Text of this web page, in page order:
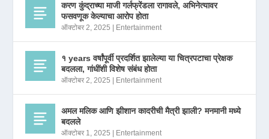
करण कुंद्राच्या माजी गर्लफ्रेंडला रागावले, अभिनेत्यावर
फसवणूक केल्याचा आरोप होता
ऑक्टोबर 2, 2025 Entertainment
१ years वर्षांपूर्वी प्रदर्शित झालेल्या या चित्रपटाचा प्रेक्षक
बदलला, गांधींशी विशेष संबंध होता
ऑक्टोबर 2, 2025 Entertainment
अमल मलिक आणि झीशान कादरीची मैत्री झाली? मनमानी मध्ये
बदलले
ऑक्टोबर 1, 2025 Entertainment